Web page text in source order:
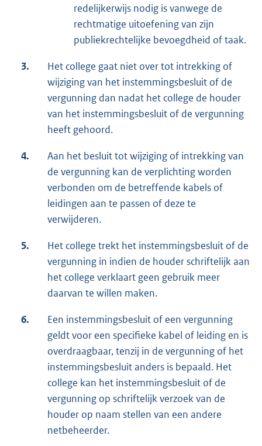
redelijkerwijs nodig is vanwege de
rechtmatige uitoefening van zijn
publiekrechtelijke bevoegdheid of taak.
3.
Het college gaat niet over tot intrekking of
wijziging van het instemmingsbesluit of de
vergunning dan nadat het college de houder
van het instemmingsbesluit of de vergunning
heeft gehoord.
4.
Aan het besluit tot wijziging of intrekking van
de vergunning kan de verplichting worden
verbonden om de betreffende kabels of
leidingen aan te passen of deze te
verwijderen.
5.
Het college trekt het instemmingsbesluit of de
vergunning in indien de houder schriftelijk aan
het college verklaart geen gebruik meer
daarvan te willen maken.
6.
Een instemmingsbesluit of een vergunning
geldt voor een specifieke kabel of leiding en is
overdraagbaar, tenzij in de vergunning of het
instemmingsbesluit anders is bepaald. Het
college kan het instemmingsbesluit of de
vergunning op schriftelijk verzoek van de
houder op naam stellen van een andere
netbeheerder.